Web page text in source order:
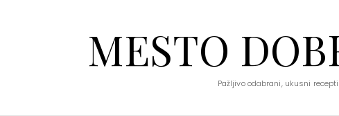
MESTO
Pažljivo odabrani, ukusni